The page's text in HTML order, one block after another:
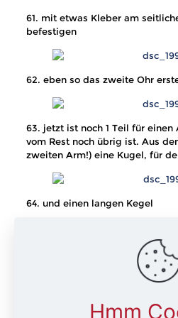
61. mit etwas Kleber am
befestigen
62. eben so das zweite Ohr
63. jetzt ist noch 1 Teil für einen
vom Rest noch übrig ist. Aus
zweiten Arm!) eine Kugel, für
64. und einen langen Kegel
65. mit dem Veiningtool
Hmm